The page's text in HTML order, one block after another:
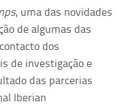
, uma das novidades
de algumas das
dos
de investigação e
das parcerias
Iberian